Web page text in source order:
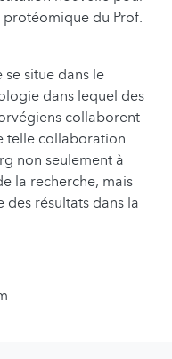
du Prof.
se situe dans le
dans lequel des
collaborent
telle collaboration
non seulement à
la recherche, mais
résultats dans la